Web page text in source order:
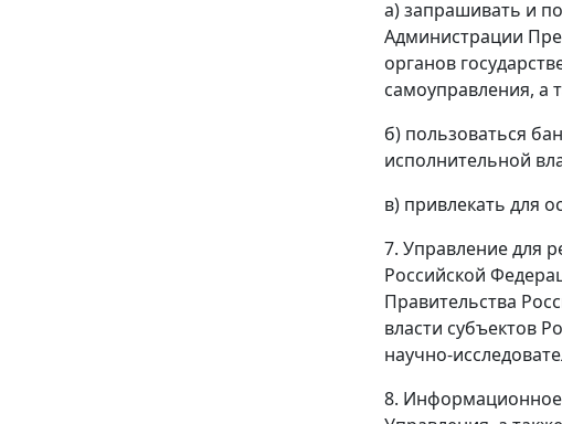
а) запрашивать и
Администрации
органов
самоуправления, а
б) пользоваться
исполнительной
в) привлекать для
7. Управление для
Российской
Правительства
власти субъектов
научно-
8.